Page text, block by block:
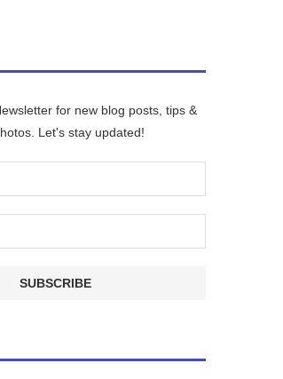
for new blog posts, tips &
Let's stay updated!